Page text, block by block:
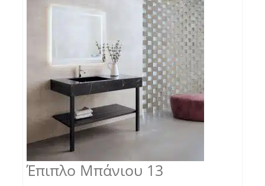
Έπιπλο Μπάνιου 13